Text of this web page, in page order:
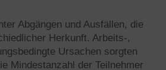
Abgängen und Ausfällen, die
Herkunft. Arbeits-,
Ursachen sorgten
Mindestanzahl der Teilnehmer